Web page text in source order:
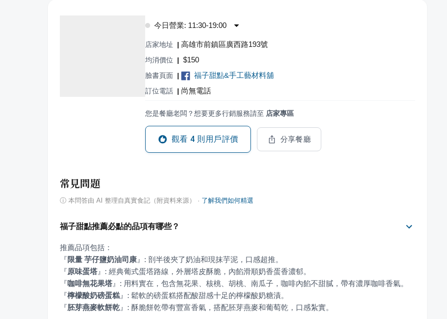
今日營業: 11:30-19:00
店家地址 | 高雄市前鎮區廣西路193號
均消價位 | $150
臉書頁面 | 福子甜點&手工藝材料舖
訂位電話 | 尚無電話
您是餐廳老闆？想要更多行銷服務請至 店家專區
觀看 4 則用戶評價 分享餐廳
常見問題
ⓘ 本問答由 AI 整理自真實食記（附資料來源） · 了解我們如何精選
福子甜點推薦必點的品項有哪些？
『限量 芋仔鹽奶油司康 』
『原味蛋塔 』
『咖啡無花果塔 』
『檸檬酸奶磅蛋糕 』
『胚芽燕麥軟餅乾 』 : 酥脆餅乾帶有豐富香氣，搭配胚芽燕麥和葡萄乾，口感紮實。